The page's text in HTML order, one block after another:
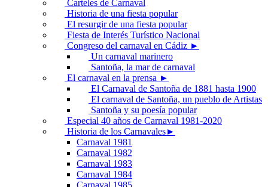
Carteles de Carnaval
Historia de una fiesta popular
El resurgir de una fiesta popular
Fiesta de Interés Turístico Nacional
Congreso del carnaval en Cádiz ►
Un carnaval marinero
Santoña, la mar de carnaval
El carnaval en la prensa ►
El Carnaval de Santoña de 1881 hasta 1900
El carnaval de Santoña, un pueblo de Artistas
Santoña y su poesía popular
Especial 40 años de Carnaval 1981-2020
Historia de los Carnavales►
Carnaval 1981
Carnaval 1982
Carnaval 1983
Carnaval 1984